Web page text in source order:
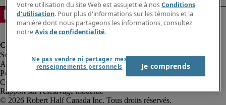
Alerte à la fraude
Politique de confidentialité
Conditions d’utilisation
Rapport sur l'esclavage moderne
Robert Half Canada Inc. Tous droits réservés.
Votre utilisation du site Web est assujettie à nosConditions
d'utilisation. Pour plus d'informations sur les témoins et la
manière dont nous partageons les informations, consultez
notreAvis de confidentialité.
Ne pas vendre ni partager mes
renseignements personnels
Je comprends